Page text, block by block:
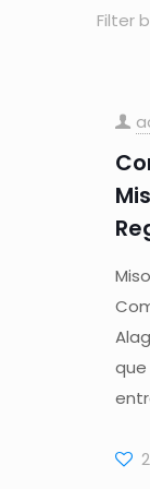
Filter
2